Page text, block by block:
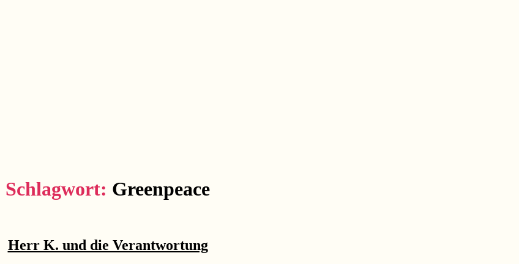
Schlagwort: Greenpeace
Herr K. und die Verantwortung